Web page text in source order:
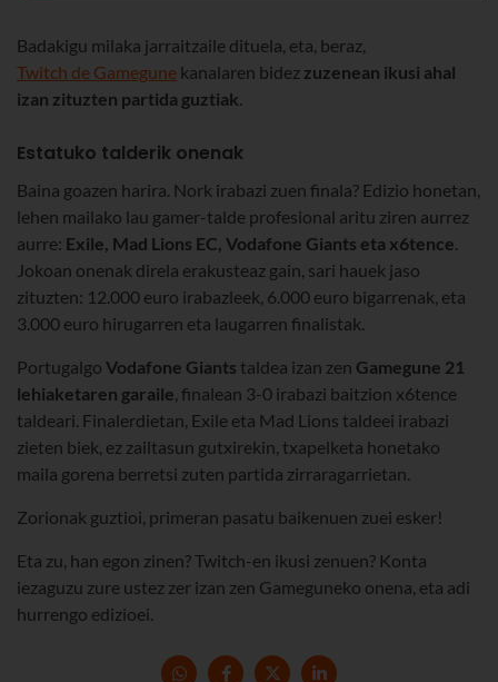
Badakigu milaka jarraitzaile dituela, eta, beraz,
Twitch de Gamegune kanalaren bidez zuzenean ikusi ahal
izan zituzten partida guztiak.
Estatuko talderik onenak
Baina goazen harira. Nork irabazi zuen finala? Edizio honetan,
lehen mailako lau gamer-talde profesional aritu ziren aurrez
aurre: Exile, Mad Lions EC, Vodafone Giants eta x6tence.
Jokoan onenak direla erakusteaz gain, sari hauek jaso
zituzten: 12.000 euro irabazleek, 6.000 euro bigarrenak, eta
3.000 euro hirugarren eta laugarren finalistak.
Portugalgo Vodafone Giants taldea izan zen Gamegune 21
lehiaketaren garaile, finalean 3-0 irabazi baitzion x6tence
taldeari. Finalerdietan, Exile eta Mad Lions taldeei irabazi
zieten biek, ez zailtasun gutxirekin, txapelketa honetako
maila gorena berretsi zuten partida zirraragarrietan.
Zorionak guztioi, primeran pasatu baikenuen zuei esker!
Eta zu, han egon zinen? Twitch-en ikusi zenuen? Konta
iezaguzu zure ustez zer izan zen Gameguneko onena, eta adi
hurrengo edizioei.